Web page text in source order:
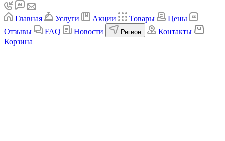
Главная Услуги Акции Товары
Цены
Отзывы
FAQ Новости Регион
Контакты
Корзина